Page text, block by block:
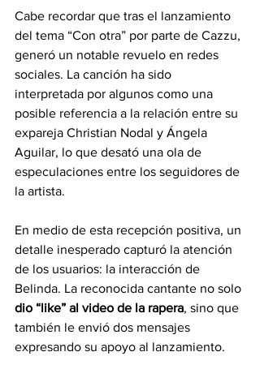
Cabe recordar que tras el lanzamiento
del tema “Con otra” por parte de Cazzu,
generó un notable revuelo en redes
sociales. La canción ha sido
interpretada por algunos como una
posible referencia a la relación entre su
expareja Christian Nodal y Ángela
Aguilar, lo que desató una ola de
especulaciones entre los seguidores de
la artista.
En medio de esta recepción positiva, un
detalle inesperado capturó la atención
de los usuarios: la interacción de
Belinda. La reconocida cantante no solo
dio “like” al video de la rapera, sino que
también le envió dos mensajes
expresando su apoyo al lanzamiento.